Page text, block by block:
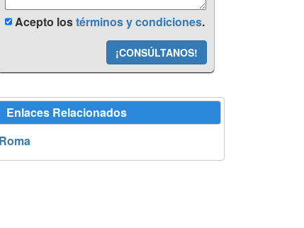
Acepto lostérminos y condiciones.
¡CONSÚLTANOS!
Enlaces Relacionados
Roma